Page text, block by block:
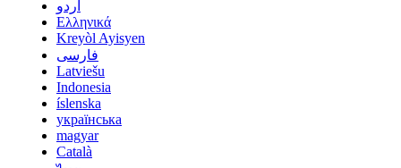
اردو
Ελληνικά
Kreyòl Ayisyen
فارسی
Latviešu
Indonesia
íslenska
українська
magyar
Català